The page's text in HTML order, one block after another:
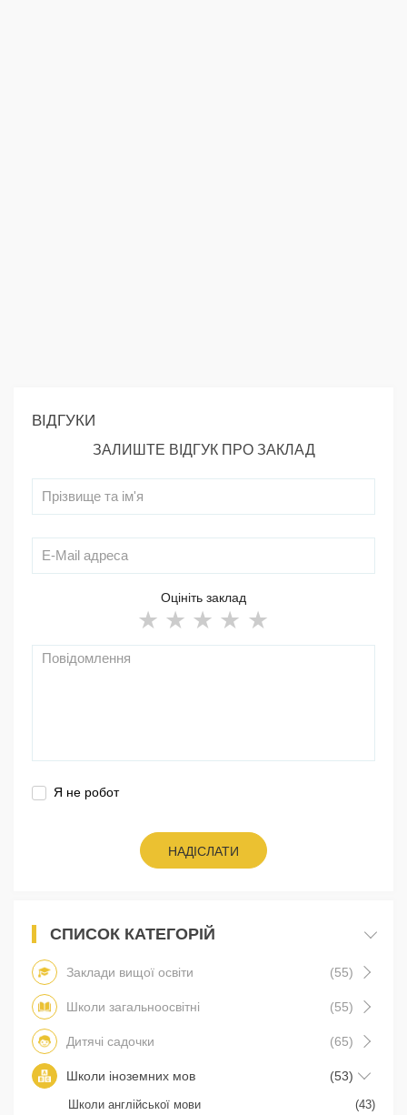
ВІДГУКИ
ЗАЛИШТЕ ВІДГУК ПРО ЗАКЛАД
Оцініть заклад
Я не робот
НАДІСЛАТИ
СПИСОК КАТЕГОРІЙ
Заклади вищої освіти (55)
Школи загальноосвітні (55)
Дитячі садочки (65)
Школи іноземних мов (53)
Школи англійської мови (43)